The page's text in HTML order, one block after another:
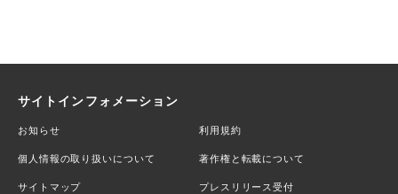
サイトインフォメーション
お知らせ 利用規約
個人情報の取り扱いについて 著作権と転載について
サイトマップ プレスリリース受付